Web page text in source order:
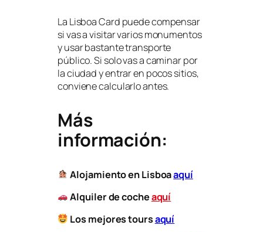
La Lisboa Card puede compensar
si vas a visitar varios monumentos
y usar bastante transporte
público. Si solo vas a caminar por
la ciudad y entrar en pocos sitios,
conviene calcularlo antes.
Más
información:
Alojamiento en Lisboaaquí
Alquiler de cocheaquí
Los mejores toursaquí